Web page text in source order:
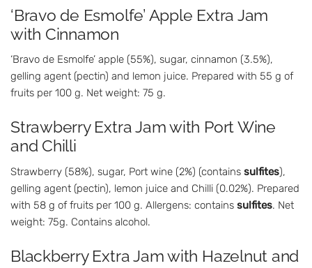
‘Bravo de Esmolfe’ Apple Extra Jam
with Cinnamon
‘Bravo de Esmolfe’ apple (55%), sugar, cinnamon (3.5%),
gelling agent (pectin) and lemon juice. Prepared with 55 g of
fruits per 100 g. Net weight: 75 g.
Strawberry Extra Jam with Port Wine
and Chilli
Strawberry (58%), sugar, Port wine (2%) (contains sulfites),
gelling agent (pectin), lemon juice and Chilli (0.02%). Prepared
with 58 g of fruits per 100 g. Allergens: contains sulfites. Net
weight: 75g. Contains alcohol.
Blackberry Extra Jam with Hazelnut and